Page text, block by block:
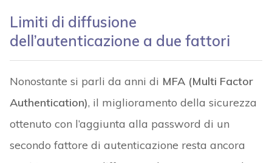
Limiti di diffusione
dell’autenticazione a due fattori
Nonostante si parli da anni di MFA (Multi Factor
Authentication), il miglioramento della sicurezza
ottenuto con l’aggiunta alla password di un
secondo fattore di autenticazione resta ancora